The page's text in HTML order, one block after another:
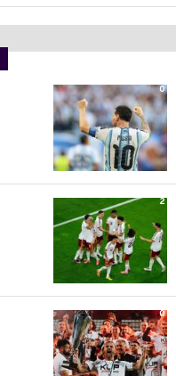
0
2
0